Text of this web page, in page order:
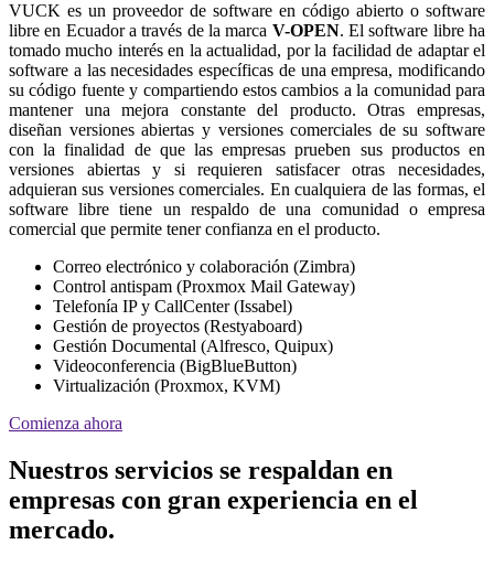
VUCK es un proveedor de software en código abierto o software
libre en Ecuador a través de la marca V-OPEN. El software libre ha
tomado mucho interés en la actualidad, por la facilidad de adaptar el
software a las necesidades específicas de una empresa, modificando
su código fuente y compartiendo estos cambios a la comunidad para
mantener una mejora constante del producto. Otras empresas,
diseñan versiones abiertas y versiones comerciales de su software
con la finalidad de que las empresas prueben sus productos en
versiones abiertas y si requieren satisfacer otras necesidades,
adquieran sus versiones comerciales. En cualquiera de las formas, el
software libre tiene un respaldo de una comunidad o empresa
comercial que permite tener confianza en el producto.
Correo electrónico y colaboración (Zimbra)
Control antispam (Proxmox Mail Gateway)
Telefonía IP y CallCenter (Issabel)
Gestión de proyectos (Restyaboard)
Gestión Documental (Alfresco, Quipux)
Videoconferencia (BigBlueButton)
Virtualización (Proxmox, KVM)
Comienza ahora
Nuestros servicios se respaldan en
empresas con gran experiencia en el
mercado.